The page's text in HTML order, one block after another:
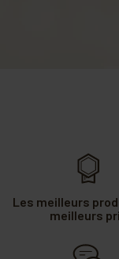
Les meilleurs
meilleurs